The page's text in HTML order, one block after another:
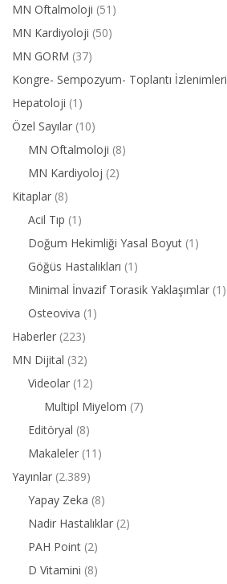
MN Oftalmoloji (51)
MN Kardiyoloji (50)
MN GORM (37)
Kongre- Sempozyum- Toplantı İzlenimleri
Hepatoloji (1)
Özel Sayılar (10)
MN Oftalmoloji (8)
MN Kardiyoloj (2)
Kitaplar (8)
Acil Tıp (1)
Doğum Hekimliği Yasal Boyut (1)
Göğüs Hastalıkları (1)
Minimal İnvazif Torasik Yaklaşımlar (1)
Osteoviva (1)
Haberler (223)
MN Dijital (32)
Videolar (12)
Multipl Miyelom (7)
Editöryal (8)
Makaleler (11)
Yayınlar (2.389)
Yapay Zeka (8)
Nadir Hastalıklar (2)
PAH Point (2)
D Vitamini (8)